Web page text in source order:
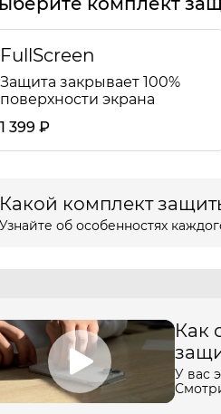
FullScreen
Защита закрывает 100%
поверхности экрана
1 399 ₽
Какой комплект
Узнайте об особенностях
Как
У вас